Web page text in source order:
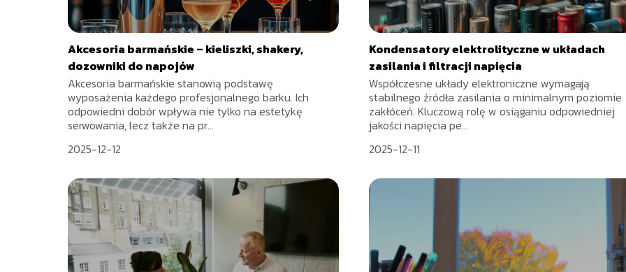
Akcesoria barmańskie – kieliszki, shakery,
dozowniki do napojów
Akcesoria barmańskie stanowią podstawę
wyposażenia każdego profesjonalnego barku. Ich
odpowiedni dobór wpływa nie tylko na estetykę
serwowania, lecz także na pr...
2025-12-12
Kondensatory elektrolityczne w układach
zasilania i filtracji napięcia
Współczesne układy elektroniczne wymagają
stabilnego źródła zasilania o minimalnym poziomie
zakłóceń. Kluczową rolę w osiąganiu odpowiedniej
jakości napięcia pe...
2025-12-11